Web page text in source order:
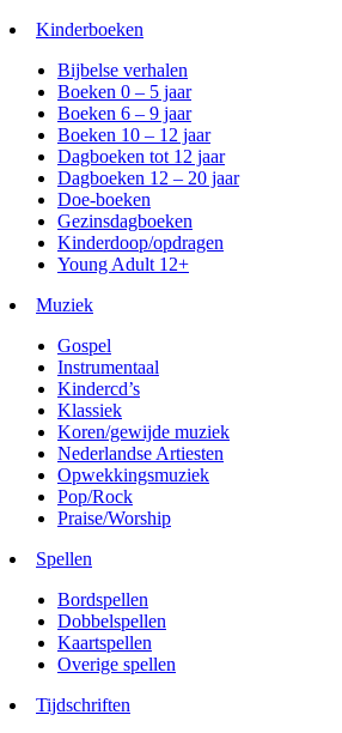
Kinderboeken
Bijbelse verhalen
Boeken 0 – 5 jaar
Boeken 6 – 9 jaar
Boeken 10 – 12 jaar
Dagboeken tot 12 jaar
Dagboeken 12 – 20 jaar
Doe-boeken
Gezinsdagboeken
Kinderdoop/opdragen
Young Adult 12+
Muziek
Gospel
Instrumentaal
Kindercd’s
Klassiek
Koren/gewijde muziek
Nederlandse Artiesten
Opwekkingsmuziek
Pop/Rock
Praise/Worship
Spellen
Bordspellen
Dobbelspellen
Kaartspellen
Overige spellen
Tijdschriften